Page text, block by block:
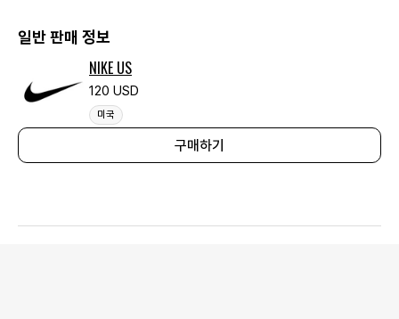
일반 판매 정보
NIKE US
120 USD
미국
구매하기